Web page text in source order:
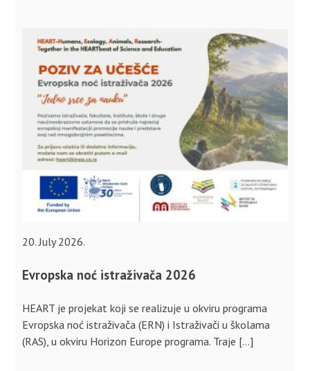
20. July 2026.
Evropska noć istraživača 2026
HEART je projekat koji se realizuje u okviru programa
Evropska noć istraživača (ERN) i Istraživači u školama
(RAS), u okviru Horizon Europe programa. Traje […]